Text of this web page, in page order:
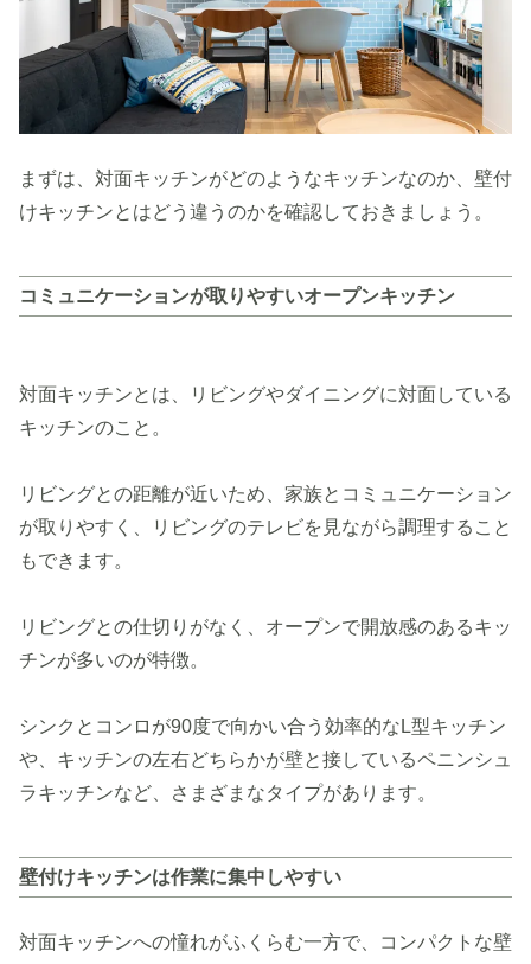
まずは、対面キッチンがどのようなキッチンなのか、壁付
けキッチンとはどう違うのかを確認しておきましょう。
コミュニケーションが取りやすいオープンキッチン
対面キッチンとは、リビングやダイニングに対面している
キッチンのこと。
リビングとの距離が近いため、家族とコミュニケーション
が取りやすく、リビングのテレビを見ながら調理すること
もできます。
リビングとの仕切りがなく、オープンで開放感のあるキッ
チンが多いのが特徴。
シンクとコンロが90度で向かい合う効率的なL型キッチン
や、キッチンの左右どちらかが壁と接しているペニンシュ
ラキッチンなど、さまざまなタイプがあります。
壁付けキッチンは作業に集中しやすい
対面キッチンへの憧れがふくらむ一方で、コンパクトな壁